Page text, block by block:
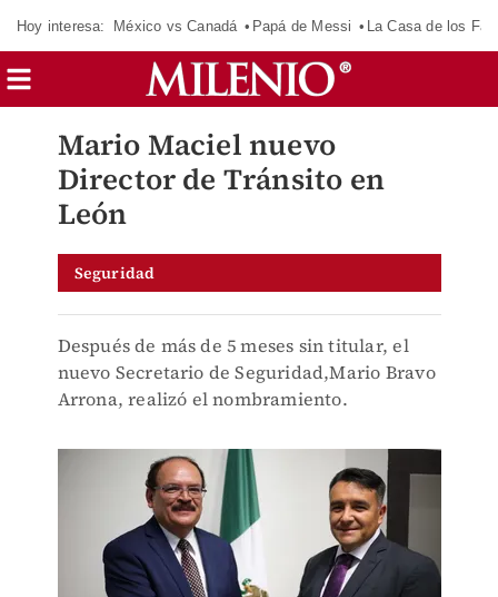
Hoy interesa: México vs Canadá Papá de Messi La Casa de los
Mario Maciel nuevo
Director de Tránsito en
León
Seguridad
Después de más de 5 meses sin titular, el
nuevo Secretario de Seguridad,Mario Bravo
Arrona, realizó el nombramiento.